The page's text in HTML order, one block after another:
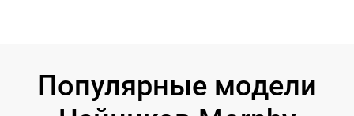
Популярные модели